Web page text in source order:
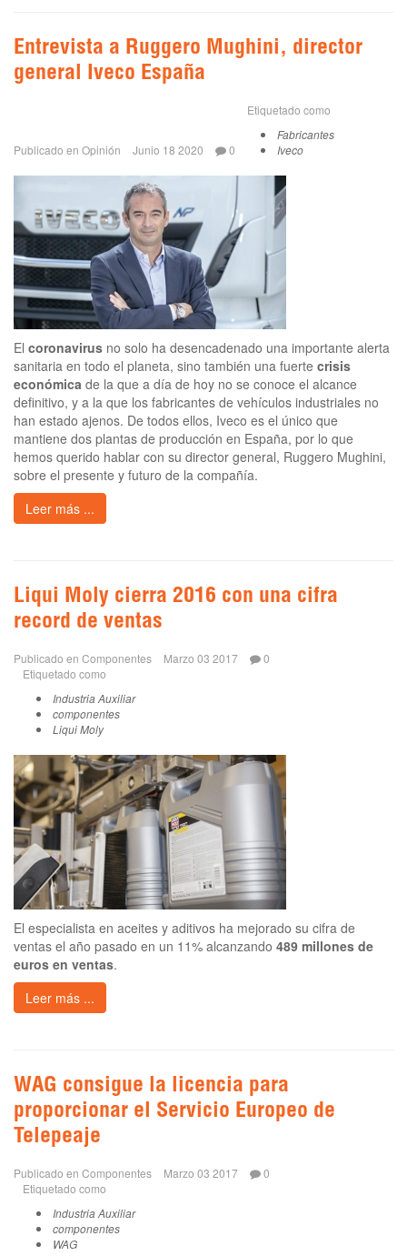
Entrevista a Ruggero Mughini, director
general Iveco España
Publicado en Opinión Junio 18 2020 0
Etiquetado como
Fabricantes
Iveco
El coronavirus no solo ha desencadenado una importante alerta
sanitaria en todo el planeta, sino también una fuerte crisis
económica de la que a día de hoy no se conoce el alcance
definitivo, y a la que los fabricantes de vehículos industriales no
han estado ajenos. De todos ellos, Iveco es el único que
mantiene dos plantas de producción en España, por lo que
hemos querido hablar con su director general, Ruggero Mughini,
sobre el presente y futuro de la compañía.
Leer más ...
Liqui Moly cierra 2016 con una cifra
record de ventas
Publicado en Componentes Marzo 03 2017
0
Etiquetado como
Industria Auxiliar
componentes
Liqui Moly
El especialista en aceites y aditivos ha mejorado su cifra de
ventas el año pasado en un 11% alcanzando 489 millones de
euros en ventas.
Leer más ...
WAG consigue la licencia para
proporcionar el Servicio Europeo de
Telepeaje
Publicado en Componentes Marzo 03 2017
0
Etiquetado como
Industria Auxiliar
componentes
WAG